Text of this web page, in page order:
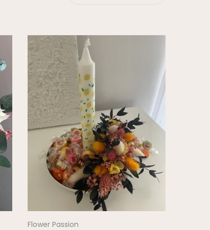
Flower Passion